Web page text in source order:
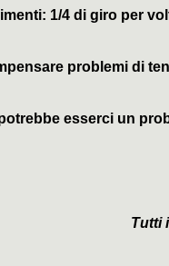
1/4 di giro per
problemi di
esserci un
Tutti